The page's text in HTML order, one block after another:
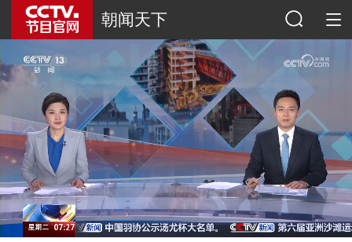
朝闻天下